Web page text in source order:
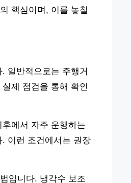
핵심이며, 이를 놓칠
일반적으로는 주행거
제 점검을 통해 확인
에서 자주 운행하는
이런 조건에서는 권장
입니다. 냉각수 보조